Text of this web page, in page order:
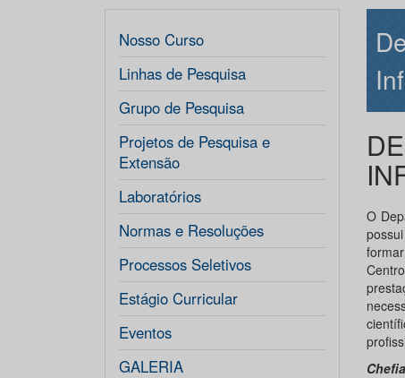
Nosso Curso
Linhas de Pesquisa
Grupo de Pesquisa
Projetos de Pesquisa e
Extensão
Laboratórios
Normas e Resoluções
Processos Seletivos
Estágio Curricular
Eventos
GALERIA
O